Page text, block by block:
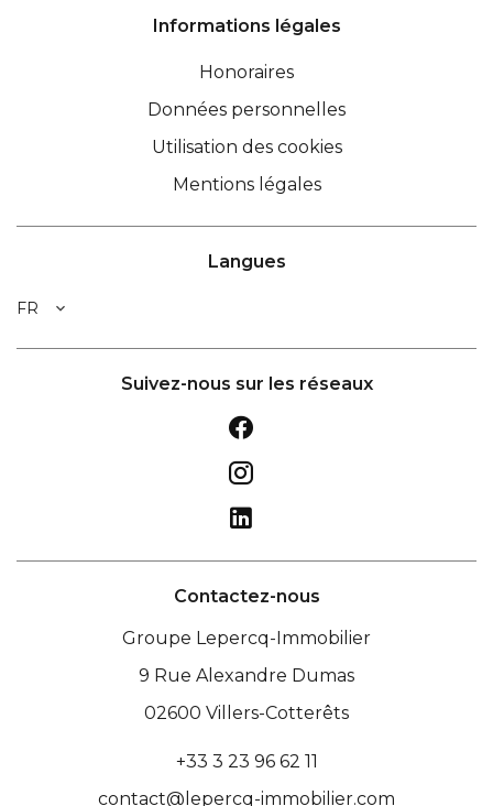
Informations légales
Honoraires
Données personnelles
Utilisation des cookies
Mentions légales
Langues
FR
Suivez-nous sur les réseaux
Contactez-nous
Groupe Lepercq-Immobilier
9 Rue Alexandre Dumas
02600 Villers-Cotterêts
+33 3 23 96 62 11
contact@lepercq-immobilier.com